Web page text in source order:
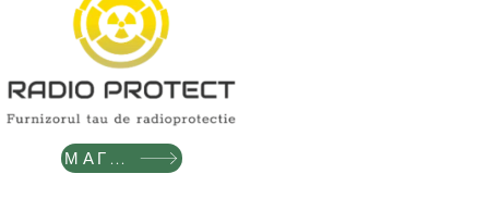
МАГАЗИН